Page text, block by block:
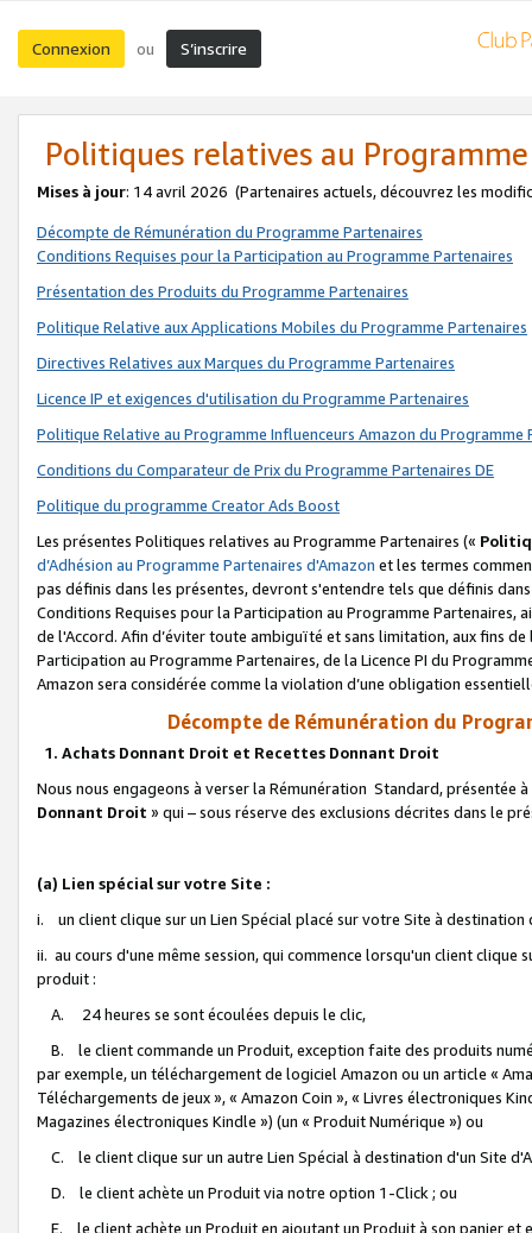
Connexion ou S’inscrire
Politiques relatives au
Mises à jour: 14 avril 2026 (Partenaires actuels, découvrez les
Décompte de Rémunération du Programme Partenaires
Conditions Requises pour la Participation au Programme Partenaires
Présentation des Produits du Programme Partenaires
Politique Relative aux Applications Mobiles du Programme Partenaires
Directives Relatives aux Marques du Programme Partenaires
Licence IP et exigences d'utilisation du Programme Partenaires
Politique Relative au Programme Influenceurs Amazon du Programme
Conditions du Comparateur de Prix du Programme Partenaires DE
Politique du programme Creator Ads Boost
Les présentes Politiques relatives au Programme Partenaires («
d’Adhésion au Programme Partenaires d'Amazon et les termes
pas définis dans les présentes, devront s'entendre tels que définis
Conditions Requises pour la Participation au Programme Partenaires,
de l'Accord. Afin d’éviter toute ambiguïté et sans limitation, aux fins
Participation au Programme Partenaires, de la Licence PI du
Amazon sera considérée comme la violation d’une obligation
Décompte de Rémunération du
1. Achats Donnant Droit et Recettes Donnant Droit
Nous nous engageons à verser la Rémunération Standard, présentée
Donnant Droit » qui – sous réserve des exclusions décrites dans le
(a) Lien spécial sur votre Site :
i. un client clique sur un Lien Spécial placé sur votre Site à destination
ii. au cours d'une même session, qui commence lorsqu'un client
produit :
A. 24 heures se sont écoulées depuis le clic,
B. le client commande un Produit, exception faite des produits
par exemple, un téléchargement de logiciel Amazon ou un article «
Téléchargements de jeux », « Amazon Coin », « Livres électroniques
Magazines électroniques Kindle ») (un « Produit Numérique ») ou
C. le client clique sur un autre Lien Spécial à destination d'un Site
D. le client achète un Produit via notre option 1-Click ; ou
E. le client achète un Produit en ajoutant un Produit à son panier et